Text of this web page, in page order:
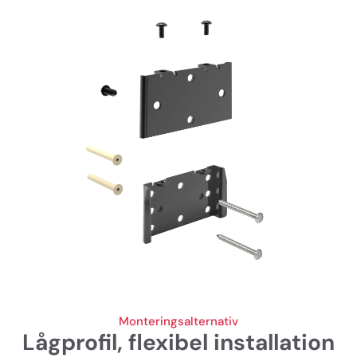
Monteringsalternativ
Lågprofil, flexibel installation